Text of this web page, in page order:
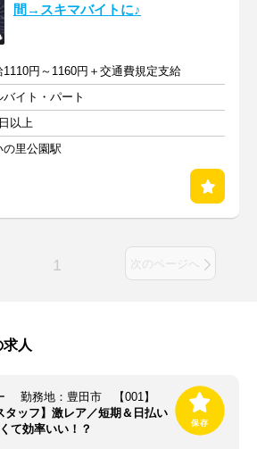
間→スキマバイトに♪
1110円～1160円＋交通費規定支給
バイト・パート
以上
の里公園駅
1 次のページへ
人
勤務地：豊田市 【001】
タッフ】激レア／短期＆日払い
て効率いい！？